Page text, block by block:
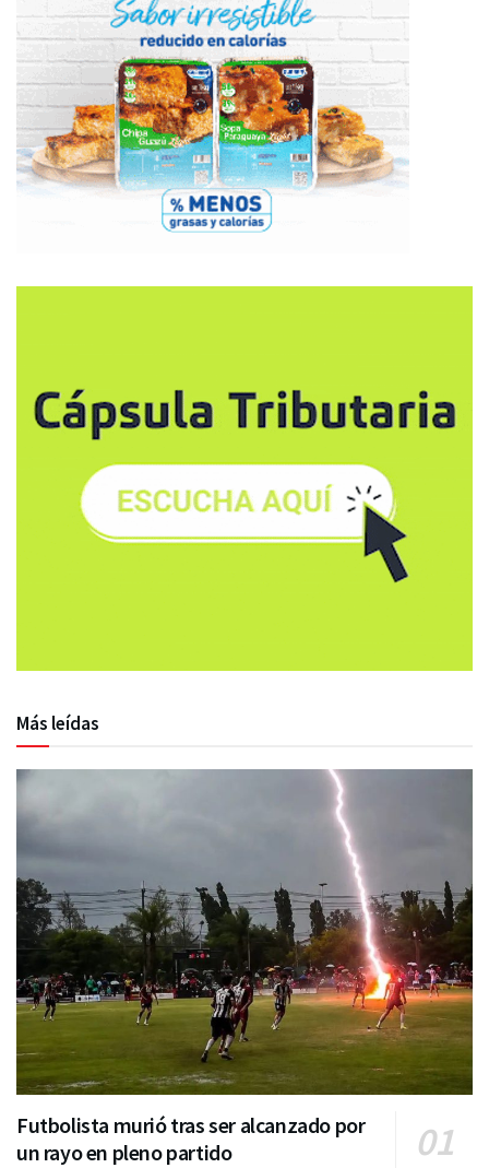
Más leídas
Futbolista murió tras ser alcanzado por
un rayo en pleno partido